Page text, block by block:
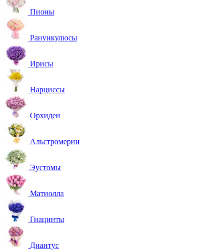
Пионы
Ранункулюсы
Ирисы
Нарциссы
Орхидеи
Альстромерии
Эустомы
Матиолла
Гиацинты
Диантус